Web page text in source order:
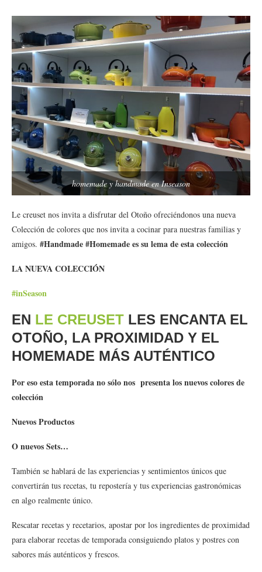
homemade y handmade en Inseason
Le creuset nos invita a disfrutar del Otoño ofreciéndonos una nueva
Colección de colores que nos invita a cocinar para nuestras familias y
amigos. #Handmade #Homemade es su lema de esta colección
LA NUEVA COLECCIÓN
#inSeason
EN LE CREUSET LES ENCANTA EL
OTOÑO, LA PROXIMIDAD Y EL
HOMEMADE MÁS AUTÉNTICO
Por eso esta temporada no sólo nos presenta los nuevos colores de
colección
Nuevos Productos
O nuevos Sets…
También se hablará de las experiencias y sentimientos únicos que
convertirán tus recetas, tu repostería y tus experiencias gastronómicas
en algo realmente único.
Rescatar recetas y recetarios, apostar por los ingredientes de proximidad
para elaborar recetas de temporada consiguiendo platos y postres con
sabores más auténticos y frescos.